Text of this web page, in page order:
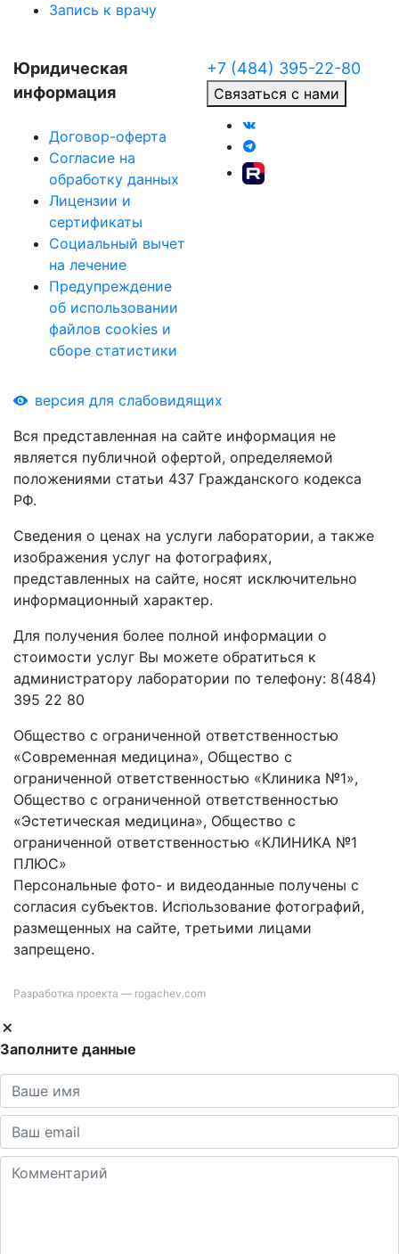
Запись к врачу
Юридическая
информация
Договор-оферта
Согласие на
обработку данных
Лицензии и
сертификаты
Социальный вычет
на лечение
Предупреждение
об использовании
файлов cookies и
сборе статистики
+7 (484) 395-22-80
Связаться с нами
версия для слабовидящих
Вся представленная на сайте информация не
является публичной офертой, определяемой
положениями статьи 437 Гражданского кодекса
РФ.
Сведения о ценах на услуги лаборатории, а также
изображения услуг на фотографиях,
представленных на сайте, носят исключительно
информационный характер.
Для получения более полной информации о
стоимости услуг Вы можете обратиться к
администратору лаборатории по телефону: 8(484)
395 22 80
Общество с ограниченной ответственностью
«Современная медицина», Общество с
ограниченной ответственностью «Клиника №1»,
Общество с ограниченной ответственностью
«Эстетическая медицина», Общество с
ограниченной ответственностью «КЛИНИКА №1
ПЛЮС»
Персональные фото- и видеоданные получены с
согласия субъектов. Использование фотографий,
размещенных на сайте, третьими лицами
запрещено.
Разработка проекта — rogachev.com
Заполните данные